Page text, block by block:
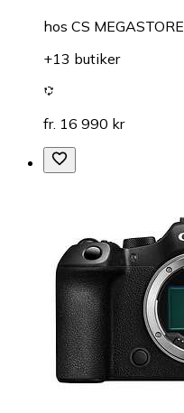
hos CS MEGASTORE
+13 butiker
fr. 16 990 kr